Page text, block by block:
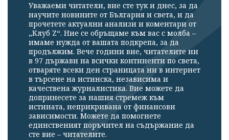
Уважаеми читатели, вие сте тук и днес, за да
научите новините от България и света, и да
прочетете актуални анализи и коментари от
„Клуб Z“. Ние се обръщаме към вас с молба –
имаме нужда от вашата подкрепа, за да
продължим. Вече години вие, читателите ни
в 97 държави на всички континенти по света,
отваряте всеки ден страницата ни в интернет
в търсене на истинска, независима и
качествена журналистика. Вие можете да
допринесете за нашия стремеж към
истината, неприкривана от финансови
зависимости. Можете да помогнете
единственият поръчител на съдържание да
сте вие – читателите.